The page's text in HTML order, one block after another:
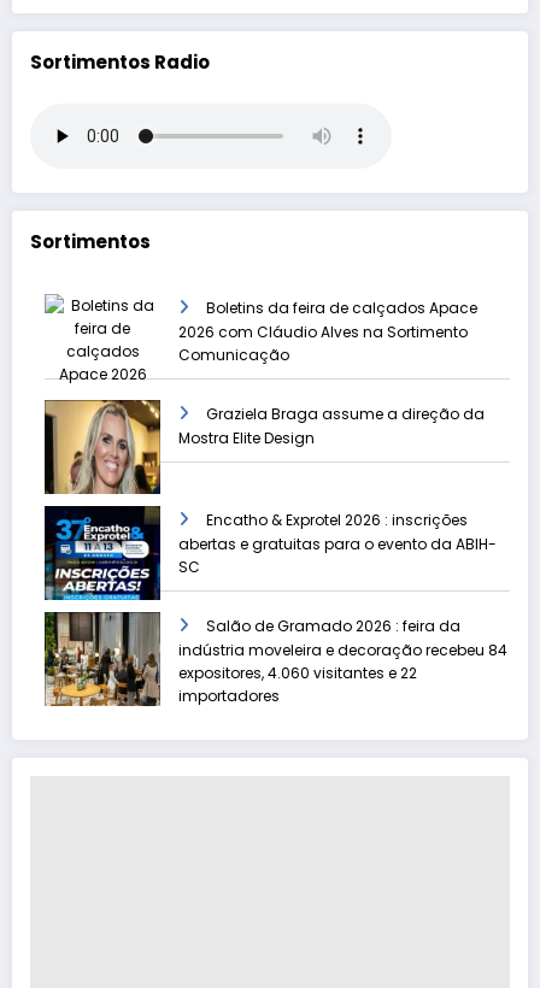
Sortimentos Radio
Sortimentos
Boletins da feira de calçados Apace
2026 com Cláudio Alves na Sortimento
Comunicação
Graziela Braga assume a direção da
Mostra Elite Design
Encatho & Exprotel 2026 : inscrições
abertas e gratuitas para o evento da ABIH-
SC
Salão de Gramado 2026 : feira da
indústria moveleira e decoração recebeu 84
expositores, 4.060 visitantes e 22
importadores